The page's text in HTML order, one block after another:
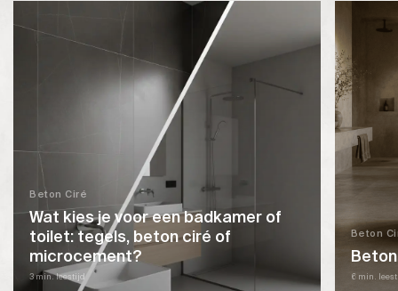
kan
Beton Ciré
Wat kies je voor een badkamer of
toilet: tegels, beton ciré of
microcement?
3 min. leestijd
Beton
6 min.